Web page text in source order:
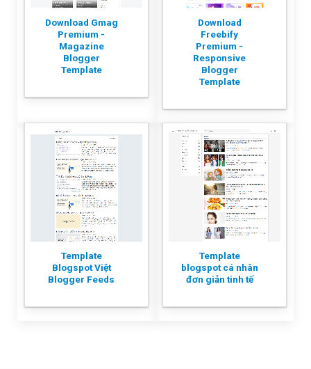
Download Gmag
Premium -
Magazine
Blogger
Template
Download
Freebify
Premium -
Responsive
Blogger
Template
Template
Blogspot Việt
Blogger Feeds
Template
blogspot cá nhân
đơn giản tinh tế